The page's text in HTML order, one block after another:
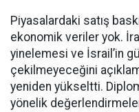
Piyasalardaki satış
ekonomik veriler yok.
yinelemesi ve İsrail’in
çekilmeyeceğini
yeniden yükseltti.
yönelik